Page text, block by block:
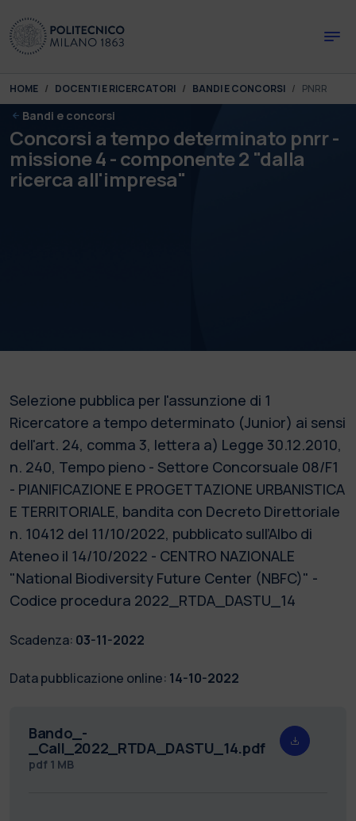
You are here:
HOME DOCENTI E RICERCATORI BANDI E CONCORSI PNRR
Bandi e concorsi
Concorsi a tempo determinato pnrr -
missione 4 - componente 2 "dalla
ricerca all'impresa"
Selezione pubblica per l'assunzione di 1
Ricercatore a tempo determinato (Junior) ai sensi
dell'art. 24, comma 3, lettera a) Legge 30.12.2010,
n. 240, Tempo pieno - Settore Concorsuale 08/F1
- PIANIFICAZIONE E PROGETTAZIONE URBANISTICA
E TERRITORIALE, bandita con Decreto Direttoriale
n. 10412 del 11/10/2022, pubblicato sull’Albo di
Ateneo il 14/10/2022 - CENTRO NAZIONALE
"National Biodiversity Future Center (NBFC)" -
Codice procedura 2022_RTDA_DASTU_14
Scadenza: 03-11-2022
Data pubblicazione online: 14-10-2022
Bando_-
_Call_2022_RTDA_DASTU_14.pdf
pdf 1 MB